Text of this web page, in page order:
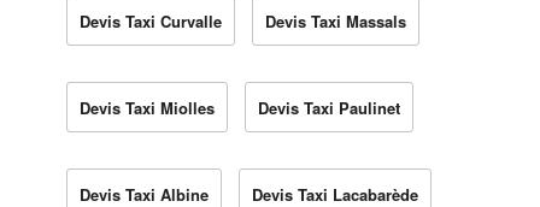
Devis Taxi Curvalle Devis Taxi Massals
Devis Taxi Miolles Devis Taxi Paulinet
Devis Taxi Albine Devis Taxi Lacabarède